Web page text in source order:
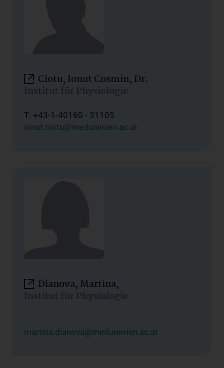
Ciotu, Ionut Cosmin, Dr.
Institut für Physiologie
T: +43-1-40160 - 31105
ionut.ciotu@meduniwien.ac.at
Dianova, Martina,
Institut für Physiologie
martina.dianova@meduniwien.ac.at